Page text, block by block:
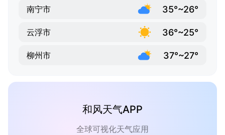
南宁市 35°~26°
云浮市 36°~25°
柳州市 37°~27°
和风天气APP
全球可视化天气应用